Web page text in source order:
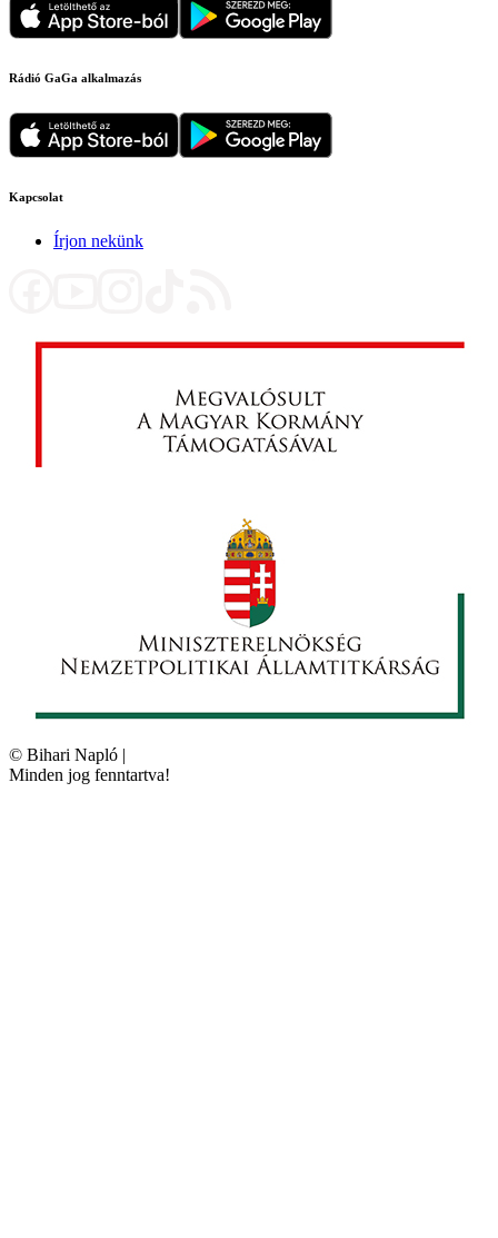
Rádió GaGa alkalmazás
Kapcsolat
Írjon nekünk
© Bihari Napló |
Minden jog fenntartva!